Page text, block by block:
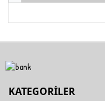
KATEGORİLER